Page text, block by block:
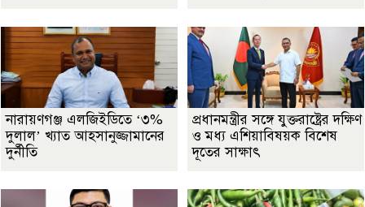
নারায়ণগঞ্জ এলজিইডিতে ‘৩%
দুলাল’ খ্যাত আহসানুজ্জামানের
দুর্নীতি
প্রধানমন্ত্রীর সঙ্গে যুক্তরাষ্ট্রের দক্ষিণ
ও মধ্য এশিয়াবিষয়ক বিশেষ
দূতের সাক্ষাৎ